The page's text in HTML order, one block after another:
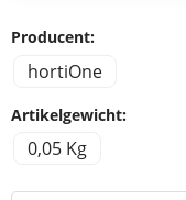
Producent:
hortiOne
Artikelgewicht:
0,05 Kg